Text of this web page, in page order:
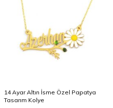
14 Ayar Altın İsme Özel Papatya
Tasarım Kolye